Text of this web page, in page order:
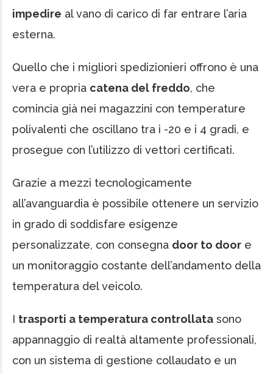
impedire al vano di carico di far entrare l’aria
esterna.
Quello che i migliori spedizionieri offrono è una
vera e propria catena del freddo, che
comincia già nei magazzini con temperature
polivalenti che oscillano tra i -20 e i 4 gradi, e
prosegue con l’utilizzo di vettori certificati.
Grazie a mezzi tecnologicamente
all’avanguardia è possibile ottenere un servizio
in grado di soddisfare esigenze
personalizzate, con consegna door to door e
un monitoraggio costante dell’andamento della
temperatura del veicolo.
I trasporti a temperatura controllata sono
appannaggio di realtà altamente professionali,
con un sistema di gestione collaudato e un